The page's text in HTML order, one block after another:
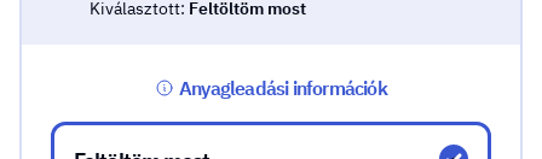
Kiválasztott: Feltöltöm most
Anyagleadási információk
Válassz grafikát!